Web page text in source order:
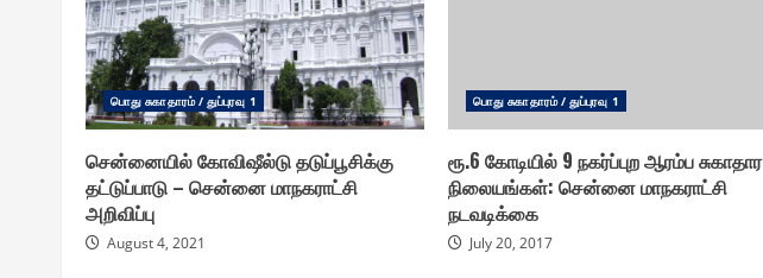
பொது சுகாதாரம் / துப்புரவு 1
சென்னையில் கோவிஷீல்டு தடுப்பூசிக்கு
தட்டுப்பாடு – சென்னை மாநகராட்சி
அறிவிப்பு
August 4, 2021
பொது சுகாதாரம் / துப்புரவு 1
ரூ.6 கோடியில் 9 நகர்ப்புற ஆரம்ப சுகாதார
நிலையங்கள் : சென்னை மாநகராட்சி
நடவடிக்கை
July 20, 2017